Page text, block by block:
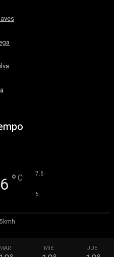
° C 7.6
6
MAR MIÉ JUE